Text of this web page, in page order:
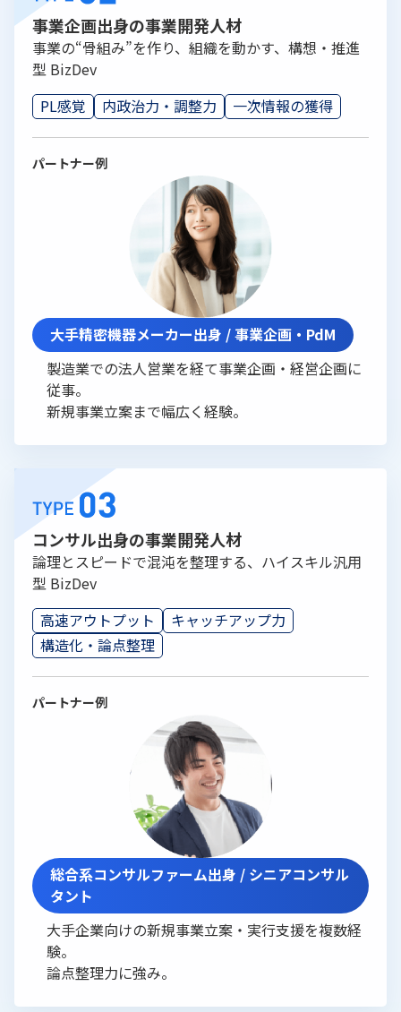
事業企画出身の事業開発人材
事業の“骨組み”を作り、組織を動かす、構想・推進
型 BizDev
PL感覚
内政治力・調整力 一次情報の獲得
パートナー例
大手精密機器メーカー出身 / 事業企画・PdM
製造業での法人営業を経て事業企画・経営企画に
従事。
新規事業立案まで幅広く経験。
コンサル出身の事業開発人材
論理とスピードで混沌を整理する、ハイスキル汎用
型 BizDev
高速アウトプット
キャッチアップ力
構造化・論点整理
パートナー例
総合系コンサルファーム出身 / シニアコンサル
タント
大手企業向けの新規事業立案・実行支援を複数経
験。
論点整理力に強み。